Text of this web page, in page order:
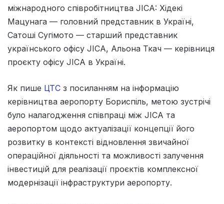
міжнародного співробітництва JICA: Хідекі
Мацунага — головний представник в Україні,
Сатоші Сугімото — старший представник
українського офісу JICA, Альона Ткач — керівниця
проєкту офісу JICA в Україні.
Як пише ЦТС з посиланням на інформацію
керівництва аеропорту Бориспіль, метою зустрічі
було налагодження співпраці між JICA та
аеропортом щодо актуалізації концепції його
розвитку в контексті відновлення звичайної
операційної діяльності та можливості залучення
інвестицій для реалізації проєктів комплексної
модернізації інфраструктури аеропорту.